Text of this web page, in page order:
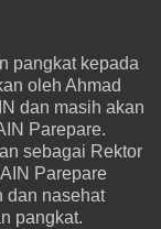
pangkat kepada
oleh Ahmad
dan masih akan
Parepare.
sebagai Rektor
Parepare
dan nasehat
pangkat.